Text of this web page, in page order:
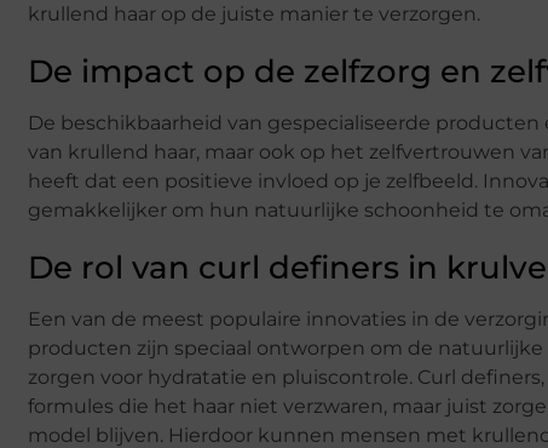
krullend haar op de juiste manier te verzorgen.
De impact op de zelfzorg en
De beschikbaarheid van gespecialiseerde
van krullend haar, maar ook op het zelfvertrouwen
heeft dat een positieve invloed op je zelfbeeld.
gemakkelijker om hun natuurlijke schoonheid te
De rol van curl definers in
Een van de meest populaire innovaties in de
producten zijn speciaal ontworpen om de
zorgen voor hydratatie en pluiscontrole. Curl definers,
formules die het haar niet verzwaren, maar juist
model blijven. Hierdoor kunnen mensen met